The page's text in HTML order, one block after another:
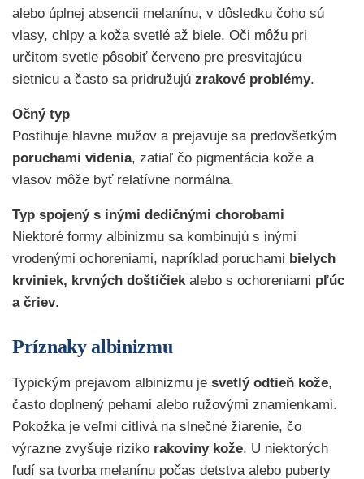
alebo úplnej absencii melanínu, v dôsledku čoho sú
vlasy, chlpy a koža svetlé až biele. Oči môžu pri
určitom svetle pôsobiť červeno pre presvitajúcu
sietnicu a často sa pridružujú zrakové problémy.
Očný typ
Postihuje hlavne mužov a prejavuje sa predovšetkým
poruchami videnia, zatiaľ čo pigmentácia kože a
vlasov môže byť relatívne normálna.
Typ spojený s inými dedičnými chorobami
Niektoré formy albinizmu sa kombinujú s inými
vrodenými ochoreniami, napríklad poruchami bielych
krviniek, krvných doštičiekalebo s ochoreniami pľúc
a čriev.
Príznaky albinizmu
Typickým prejavom albinizmu je svetlý odtieň kože,
často doplnený pehami alebo ružovými znamienkami.
Pokožka je veľmi citlivá na slnečné žiarenie, čo
výrazne zvyšuje riziko rakoviny kože. U niektorých
ľudí sa tvorba melanínu počas detstva alebo puberty